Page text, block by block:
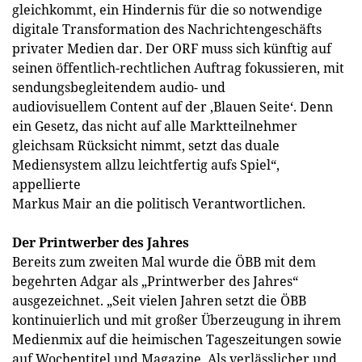
gleichkommt, ein Hindernis für die so notwendige
digitale Transformation des Nachrichtengeschäfts
privater Medien dar. Der ORF muss sich künftig auf
seinen öffentlich-rechtlichen Auftrag fokussieren, mit
sendungsbegleitendem audio- und
audiovisuellem Content auf der ,Blauen Seite‘. Denn
ein Gesetz, das nicht auf alle Marktteilnehmer
gleichsam Rücksicht nimmt, setzt das duale
Mediensystem allzu leichtfertig aufs Spiel“,
appellierte
Markus Mair an die politisch Verantwortlichen.
Der Printwerber des Jahres
Bereits zum zweiten Mal wurde die ÖBB mit dem
begehrten Adgar als „Printwerber des Jahres“
ausgezeichnet. „Seit vielen Jahren setzt die ÖBB
kontinuierlich und mit großer Überzeugung in ihrem
Medienmix auf die heimischen Tageszeitungen sowie